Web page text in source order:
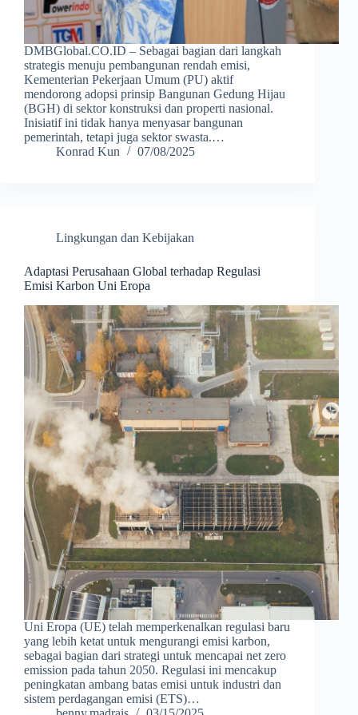
DMBGlobal.CO.ID – Sebagai bagian dari langkah
strategis menuju pembangunan rendah emisi,
Kementerian Pekerjaan Umum (PU) aktif
mendorong adopsi prinsip Bangunan Gedung Hijau
(BGH) di sektor konstruksi dan properti nasional.
Inisiatif ini tidak hanya menyasar bangunan
pemerintah, tetapi juga sektor swasta.…
Konrad Kun
07/08/2025
Lingkungan dan Kebijakan
Adaptasi Perusahaan Global terhadap Regulasi
Emisi Karbon Uni Eropa
Uni Eropa (UE) telah memperkenalkan regulasi baru
yang lebih ketat untuk mengurangi emisi karbon,
sebagai bagian dari strategi untuk mencapai net zero
emission pada tahun 2050. Regulasi ini mencakup
peningkatan ambang batas emisi untuk industri dan
sistem perdagangan emisi (ETS)…